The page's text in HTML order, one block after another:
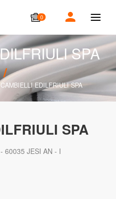
0
T
g
g
l
n
a
v
i
SPA
CAMBIELLI EDILFRIULI SPA
SPA
60035 JESI AN - I